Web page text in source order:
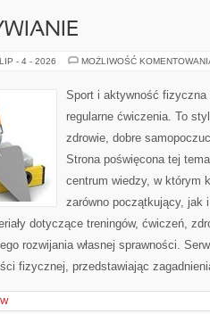
LIP - 4 - 2026 MOŻLIWOŚĆ
Sport i aktywność
regularne ćwiczenia. To
zdrowie, dobre
Strona poświęcona tej
centrum wiedzy, w którym
zarówno początkujący, jak
dotyczące treningów, ćwiczeń,
rozwijania własnej sprawności.
fizycznej, przedstawiając